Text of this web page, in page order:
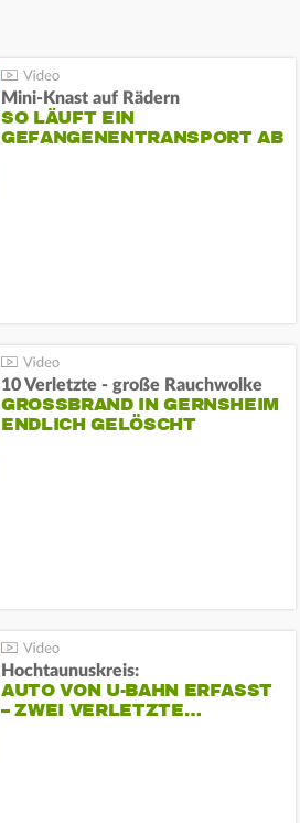
Mini-Knast auf Rädern
SO LÄUFT EIN
GEFANGENENTRANSPORT AB
10 Verletzte - große Rauchwolke
GROSSBRAND IN GERNSHEIM E
NDLICH GELÖSCHT
Hochtaunuskreis:
AUTO VON U-BAHN ERFASST
– ZWEI VERLETZTE…